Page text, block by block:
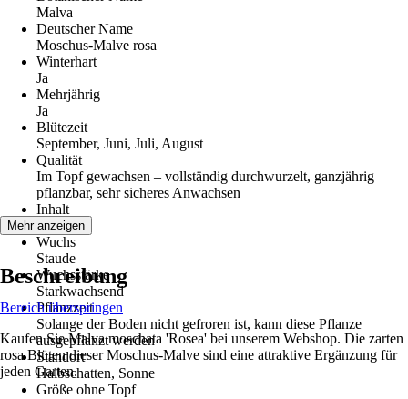
Malva
Deutscher Name
Moschus-Malve rosa
Winterhart
Ja
Mehrjährig
Ja
Blütezeit
September, Juni, Juli, August
Qualität
Im Topf gewachsen – vollständig durchwurzelt, ganzjährig
pflanzbar, sehr sicheres Anwachsen
Inhalt
6 Stück
Wuchs
Staude
Wuchsstärke
Starkwachsend
Pflanzzeit
Solange der Boden nicht gefroren ist, kann diese Pflanze
ausgepflanzt werden
Standort
Halbschatten, Sonne
Größe ohne Topf
Mehr anzeigen
Beschreibung
Bereich überspringen
Kaufen Sie Malva moschata 'Rosea' bei unserem Webshop. Die zarten
rosa Blüten dieser Moschus-Malve sind eine attraktive Ergänzung für
jeden Garten.